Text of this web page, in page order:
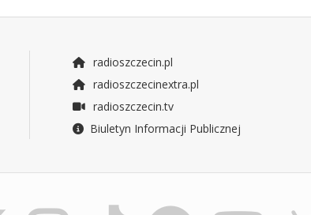
radioszczecin.pl
radioszczecinextra.pl
radioszczecin.tv
Biuletyn Informacji Publicznej